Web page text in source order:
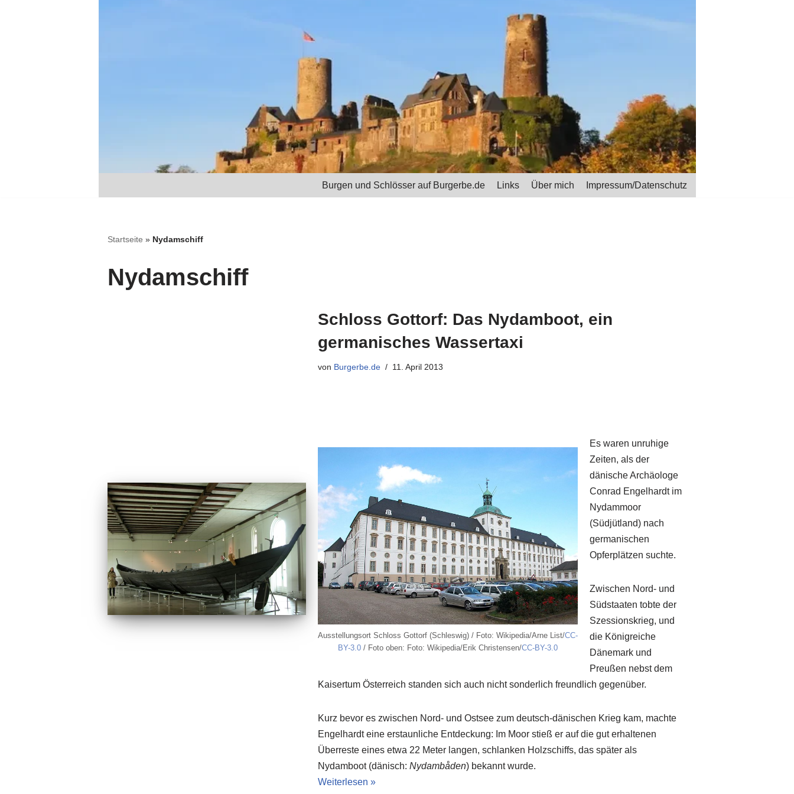
Burgen und Schlösser auf Burgerbe.de Links Über mich Impressum/Datenschutz
Startseite » Nydamschiff
Nydamschiff
Schloss Gottorf: Das Nydamboot, ein
germanisches Wassertaxi
von Burgerbe.de 11. April 2013
Ausstellungsort Schloss Gottorf (Schleswig) / Foto: Wikipedia/Arne List/CC-
BY-3.0/ Foto oben: Foto: Wikipedia/Erik Christensen/CC-BY-3.0
Es waren unruhige
Zeiten, als der
dänische Archäologe
Conrad Engelhardt im
Nydammoor
(Südjütland) nach
germanischen
Opferplätzen suchte.
Zwischen Nord- und
Südstaaten tobte der
Szessionskrieg, und
die Königreiche
Dänemark und
Preußen nebst dem
Kaisertum Österreich standen sich auch nicht sonderlich freundlich gegenüber.
Kurz bevor es zwischen Nord- und Ostsee zum deutsch-dänischen Krieg kam, machte
Engelhardt eine erstaunliche Entdeckung: Im Moor stieß er auf die gut erhaltenen
Überreste eines etwa 22 Meter langen, schlanken Holzschiffs, das später als
Nydamboot (dänisch: Nydambåden) bekannt wurde.
Weiterlesen »